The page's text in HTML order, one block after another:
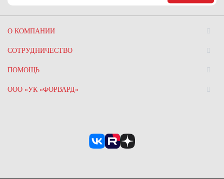
Ярославская область (1)
О КОМПАНИИ
СОТРУДНИЧЕСТВО
ПОМОЩЬ
ООО «УК «ФОРВАРД»